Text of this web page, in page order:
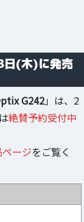
(木)に発売
G242」は、2
絶賛予約受付中
ページをご覧く